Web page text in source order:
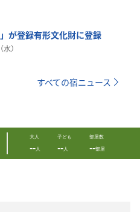
」が登録有形文化財に登録
）
すべての宿ニュース
大人
--人
子ども
--人
部屋数
--部屋